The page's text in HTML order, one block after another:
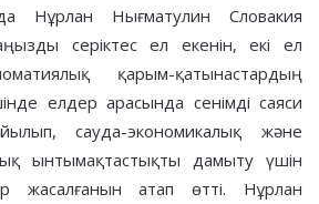
Нұрлан Нығматулин Словакия
серіктес ел екенін, екі ел
қарым-қатынастардың
елдер арасында сенімді саяси
сауда-экономикалық және
ынтымақтастықты дамыту үшін
жасалғанын атап өтті. Нұрлан